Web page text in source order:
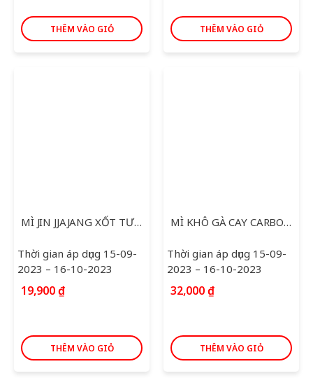
THÊM VÀO GIỎ THÊM VÀO GIỎ
MÌ JIN JJAJANG XỐT TƯƠNG ĐEN 135G
Thời gian áp dụng 15-09-
2023 – 16-10-2023
19,900₫
THÊM VÀO GIỎ
MÌ KHÔ GÀ CAY CARBONARA 130G
Thời gian áp dụng 15-09-
2023 – 16-10-2023
32,000₫
THÊM VÀO GIỎ